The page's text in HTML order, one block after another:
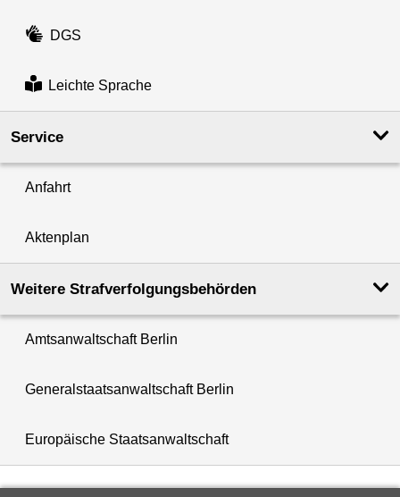
DGS
Leichte Sprache
Service
Anfahrt
Aktenplan
Weitere Strafverfolgungs­behörden
Amtsanwaltschaft Berlin
Generalstaatsanwaltschaft Berlin
Europäische Staatsanwaltschaft